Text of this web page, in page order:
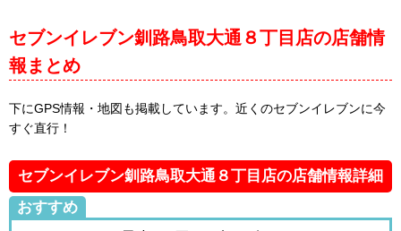
セブンイレブン釧路鳥取大通８丁目店の店舗情
報まとめ
下にGPS情報・地図も掲載しています。近くのセブンイレブンに今
すぐ直行！
セブンイレブン釧路鳥取大通８丁目店の店舗情報詳細
おすすめ